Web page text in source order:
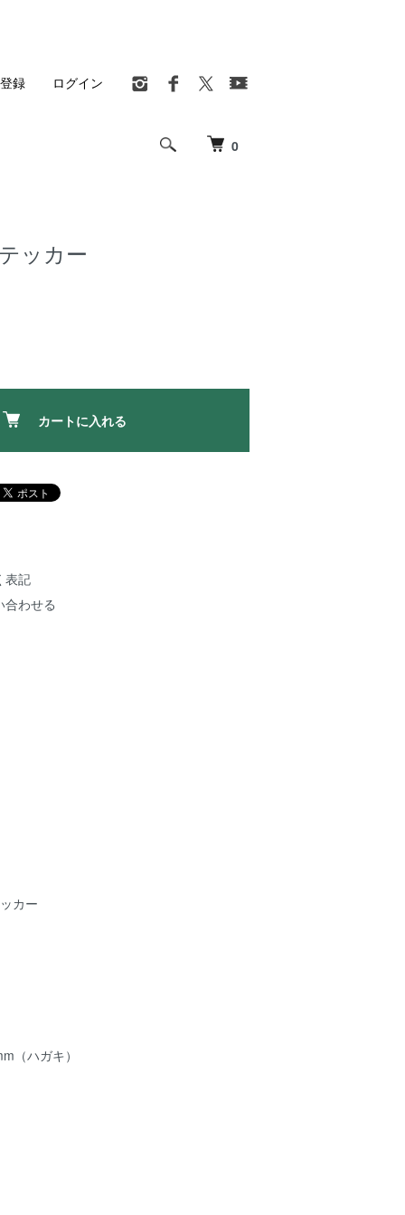
0
録 ログイン
ッカー
カートに入れる
表記
合わせる
カー
（ハガキ）